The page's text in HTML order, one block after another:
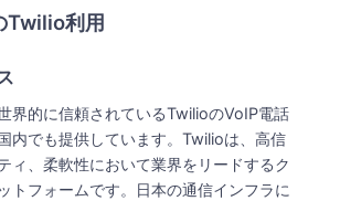
Twilio利用
界的に信頼されているTwilioのVoIP電話
内でも提供しています。Twilioは、高信
ィ、柔軟性において業界をリードするク
トフォームです。日本の通信インフラに